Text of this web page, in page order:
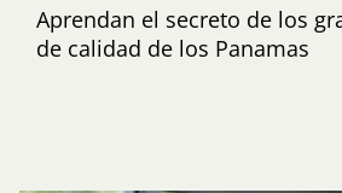
Aprendan el secreto de los
de calidad de los Panamas